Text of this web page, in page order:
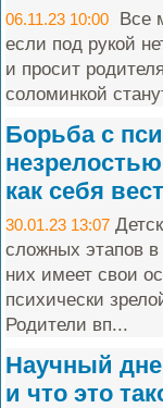
06.11.23 10:00 Все
если под рукой
и просит
соломинкой
Борьба с
как себя
30.01.23 13:07
сложных этапов
них имеет свои
психически
Родители вп...
Научный
и что это